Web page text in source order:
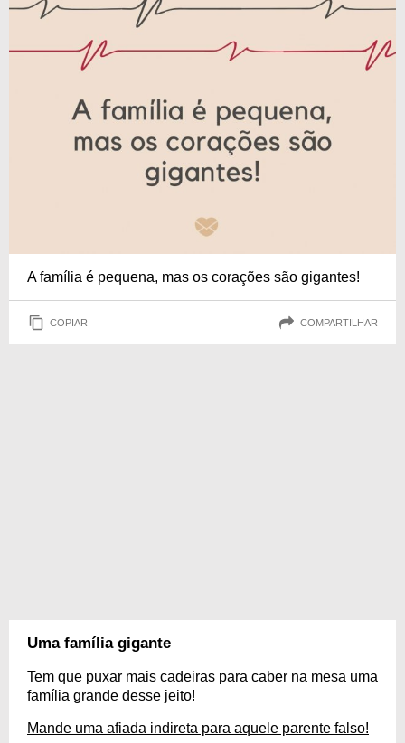
A família é pequena, mas os corações são gigantes!
COPIAR COMPARTILHAR
Uma família gigante
Tem que puxar mais cadeiras para caber na mesa uma
família grande desse jeito!
Mande uma afiada indireta para aquele parente falso!